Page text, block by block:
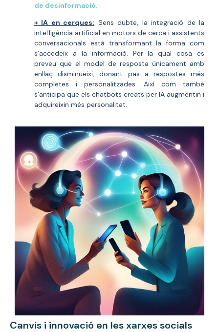
de desinformació.
+ IA en cerques: Sens dubte, la integració de la
intel·ligència artificial en motors de cerca i assistents
conversacionals està transformant la forma com
s’accedeix a la informació. Per la qual cosa es
preveu que el model de resposta únicament amb
enllaç disminueixi, donant pas a respostes més
completes i personalitzades. Així com també
s’anticipa que els chatbots creats per IA augmentin i
adquireixin més personalitat.
Canvis i innovació en les xarxes socials